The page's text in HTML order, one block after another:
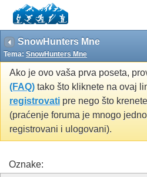
SnowHunters Mne
Tema: SnowHunters Mne
Ako je ovo vaša prva poseta,
(FAQ) tako što kliknete na ovaj
registrovati pre nego što
(praćenje foruma je mnogo
registrovani i ulogovani).
Oznake: